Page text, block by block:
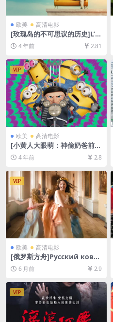
欧美 高清电影
[玫瑰岛的不可思议的历史]L’in
credibile storia dell’isola de
lle rose (2020)[百度网盘+迅
雷云盘资源1080P超清未删减]
[MP4/7.2GB][中文字幕]
4 年前 2.81
VIP
欧美 高清电影
[小黄人大眼萌：神偷奶爸前
传][百度网盘+迅雷云盘资源10
80P超清未删减][MP4/GB][中
英字幕]
4 年前 2.8
VIP
欧美 高清电影
[俄罗斯方舟]Русский ковче
г (2002)[百度网盘+夸克网盘1
080P超清未删减资源][网盘在
字幕]
6 月前 2.9
VIP